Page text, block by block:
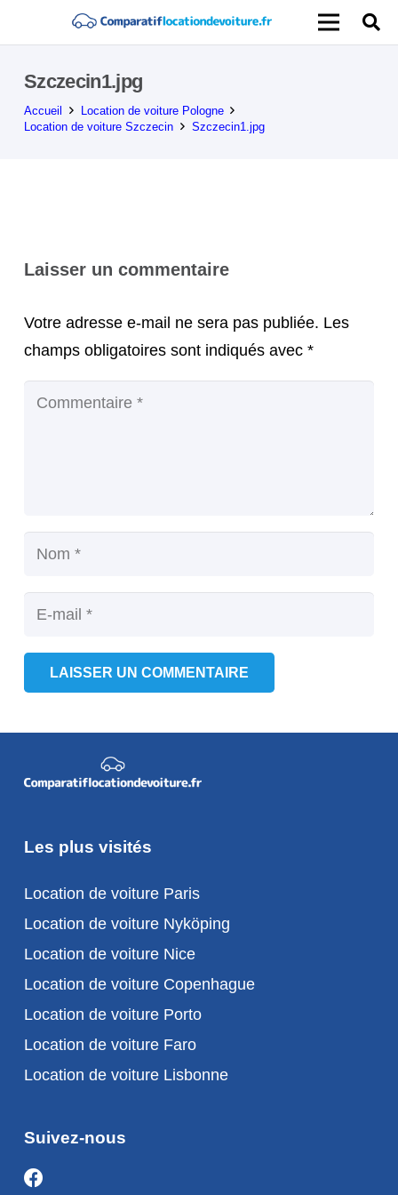
Szczecin1.jpg
Accueil
Location de voiture Pologne
Location de voiture Szczecin
Szczecin1.jpg
Laisser un commentaire
Votre adresse e-mail ne sera pas publiée. Les
champs obligatoires sont indiqués avec *
LAISSER UN COMMENTAIRE
Les plus visités
Location de voiture Paris
Location de voiture Nyköping
Location de voiture Nice
Location de voiture Copenhague
Location de voiture Porto
Location de voiture Faro
Location de voiture Lisbonne
Suivez-nous